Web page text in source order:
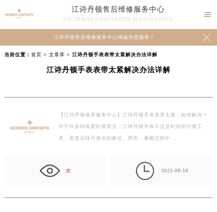
江诗丹顿售后维修服务中心
VACHERON CONSTANTIN MAINTENANCE

江诗丹顿售后维修服务中心竭诚为您服务！ 
当前位置： 首页 > 文章库 > 江诗丹顿手表表带太紧解决办法详解
江诗丹顿手表表带太紧解决办法详解
【江诗丹顿保养服务中心】江诗丹顿手表表带太紧，如何解决？
对于许多钟表爱好者而言，江诗丹顿手表不仅是时间的计量工
具，更是品味与身份的象征。然而，佩戴过程中…
次  2025-09-16